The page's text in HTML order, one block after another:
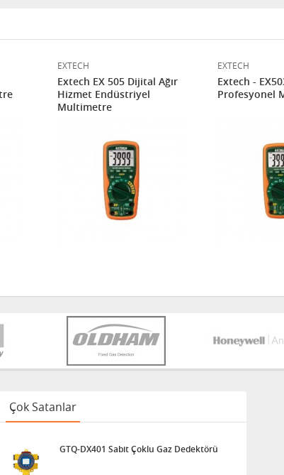
EXTECH
Extech EX 505 Dijital Ağır
Hizmet Endüstriyel
Multimetre
EXTECH
Extech -
Profesyonel
Çok Satanlar
GTQ-DX401 Sabit Çoklu Gaz Dedektörü